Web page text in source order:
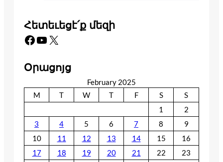
Հետեւեցէ՛ք մեզի
Facebook YouTube X
Օրացոյց
February 2025
M
T W T F S
S
1
2
3
4 5 6 7 8
9
10
11 12 13 14 15
16
17
18 19 20 21 22
23